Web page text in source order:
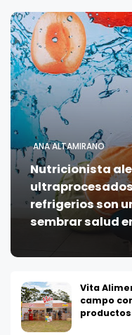
ANA ALTAMIRANO
Nutricionista
refrigerios son
sembrar salud
Vita
campo